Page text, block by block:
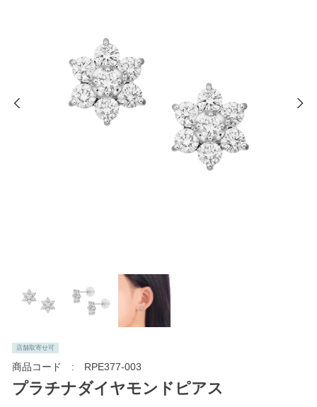
店舗取寄せ可
商品コード RPE377-003
プラチナダイヤモンドピアス